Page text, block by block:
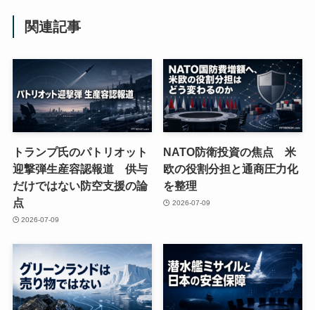
関連記事
トランプ氏のパトリオット
迎撃弾生産容認報道 供与
だけではない防空支援の論
点
2026-07-09
NATO防衛投資の焦点 米
欧の役割分担と通商圧力化
を整理
2026-07-09